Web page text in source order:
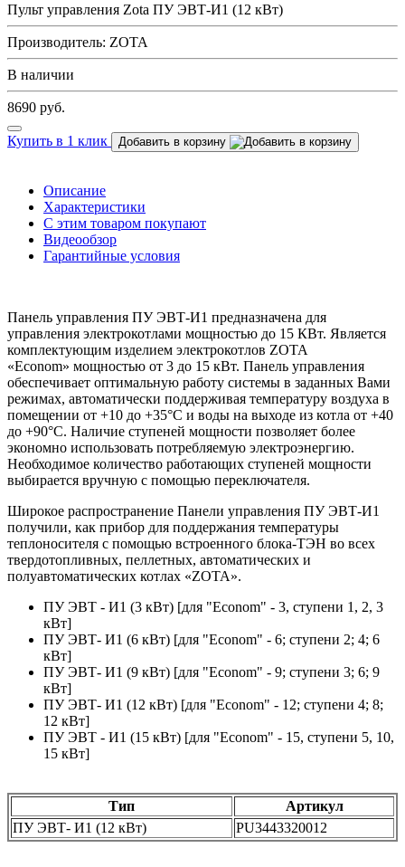
Пульт управления Zota ПУ ЭВТ-И1 (12 кВт)
Производитель: ZOTA
В наличии
8690 руб.
Купить в 1 клик Добавить в корзину
Описание
Характеристики
С этим товаром покупают
Видеообзор
Гарантийные условия
Панель управления ПУ ЭВТ-И1 предназначена для
управления электрокотлами мощностью до 15 КВт. Является
комплектующим изделием электрокотлов ZOTA
«Econom» мощностью от 3 до 15 кВт. Панель управления
обеспечивает оптимальную работу системы в заданных Вами
режимах, автоматически поддерживая температуру воздуха в
помещении от +10 до +35°С и воды на выходе из котла от +40
до +90°С. Наличие ступеней мощности позволяет более
экономно использовать потребляемую электроэнергию.
Необходимое количество работающих ступеней мощности
выбирается вручную с помощью переключателя.
Широкое распространение Панели управления ПУ ЭВТ-И1
получили, как прибор для поддержания температуры
теплоносителя с помощью встроенного блока-ТЭН во всех
твердотопливных, пеллетных, автоматических и
полуавтоматических котлах «ZOTA».
ПУ ЭВТ - И1 (3 кВт) [для "Econom" - 3, ступени 1, 2, 3
кВт]
ПУ ЭВТ- И1 (6 кВт) [для "Econom" - 6; ступени 2; 4; 6
кВт]
ПУ ЭВТ- И1 (9 кВт) [для "Econom" - 9; ступени 3; 6; 9
кВт]
ПУ ЭВТ- И1 (12 кВт) [для "Econom" - 12; ступени 4; 8;
12 кВт]
ПУ ЭВТ - И1 (15 кВт) [для "Econom" - 15, ступени 5, 10,
15 кВт]
Тип
Артикул
ПУ ЭВТ- И1 (12 кВт)
PU3443320012